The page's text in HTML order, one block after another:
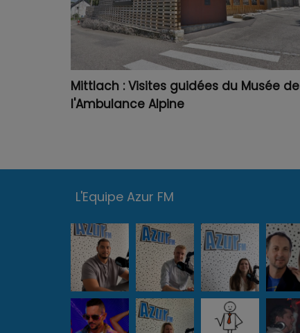
Mittlach : Visites guidées du Musée de
l'Ambulance Alpine
L'Equipe Azur FM